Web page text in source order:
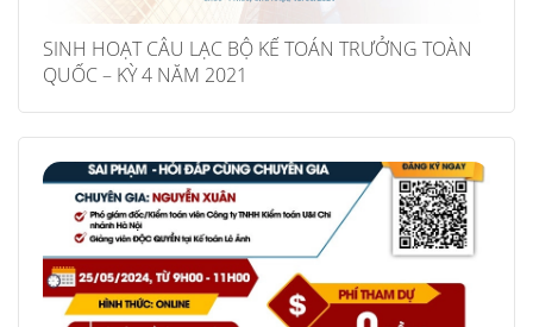
SINH HOẠT CÂU LẠC BỘ KẾ TOÁN TRƯỞNG TOÀN
QUỐC – KỲ 4 NĂM 2021